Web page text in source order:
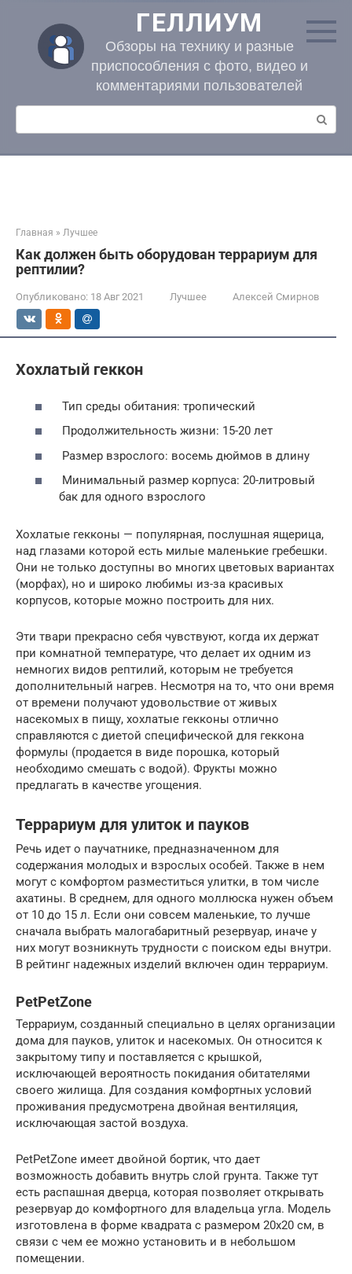
контенту
ГЕЛЛИУМ
Обзоры на технику и разные
приспособления с фото, видео и
комментариями пользователей
Поиск:
Главная » Лучшее
Как должен быть оборудован террариум для
рептилии?
Опубликовано: 18 Авг 2021 Лучшее Алексей Смирнов
Хохлатый геккон
Тип среды обитания: тропический
Продолжительность жизни: 15-20 лет
Размер взрослого: восемь дюймов в длину
Минимальный размер корпуса: 20-литровый
бак для одного взрослого
Хохлатые гекконы — популярная, послушная ящерица,
над глазами которой есть милые маленькие гребешки.
Они не только доступны во многих цветовых вариантах
(морфах), но и широко любимы из-за красивых
корпусов, которые можно построить для них.
Эти твари прекрасно себя чувствуют, когда их держат
при комнатной температуре, что делает их одним из
немногих видов рептилий, которым не требуется
дополнительный нагрев. Несмотря на то, что они время
от времени получают удовольствие от живых
насекомых в пищу, хохлатые гекконы отлично
справляются с диетой специфической для геккона
формулы (продается в виде порошка, который
необходимо смешать с водой). Фрукты можно
предлагать в качестве угощения.
Террариум для улиток и пауков
Речь идет о паучатнике, предназначенном для
содержания молодых и взрослых особей. Также в нем
могут с комфортом разместиться улитки, в том числе
ахатины. В среднем, для одного моллюска нужен объем
от 10 до 15 л. Если они совсем маленькие, то лучше
сначала выбрать малогабаритный резервуар, иначе у
них могут возникнуть трудности с поиском еды внутри.
В рейтинг надежных изделий включен один террариум.
PetPetZone
Террариум, созданный специально в целях организации
дома для пауков, улиток и насекомых. Он относится к
закрытому типу и поставляется с крышкой,
исключающей вероятность покидания обитателями
своего жилища. Для создания комфортных условий
проживания предусмотрена двойная вентиляция,
исключающая застой воздуха.
PetPetZone имеет двойной бортик, что дает
возможность добавить внутрь слой грунта. Также тут
есть распашная дверца, которая позволяет открывать
резервуар до комфортного для владельца угла. Модель
изготовлена в форме квадрата с размером 20х20 см, в
связи с чем ее можно установить и в небольшом
помещении.